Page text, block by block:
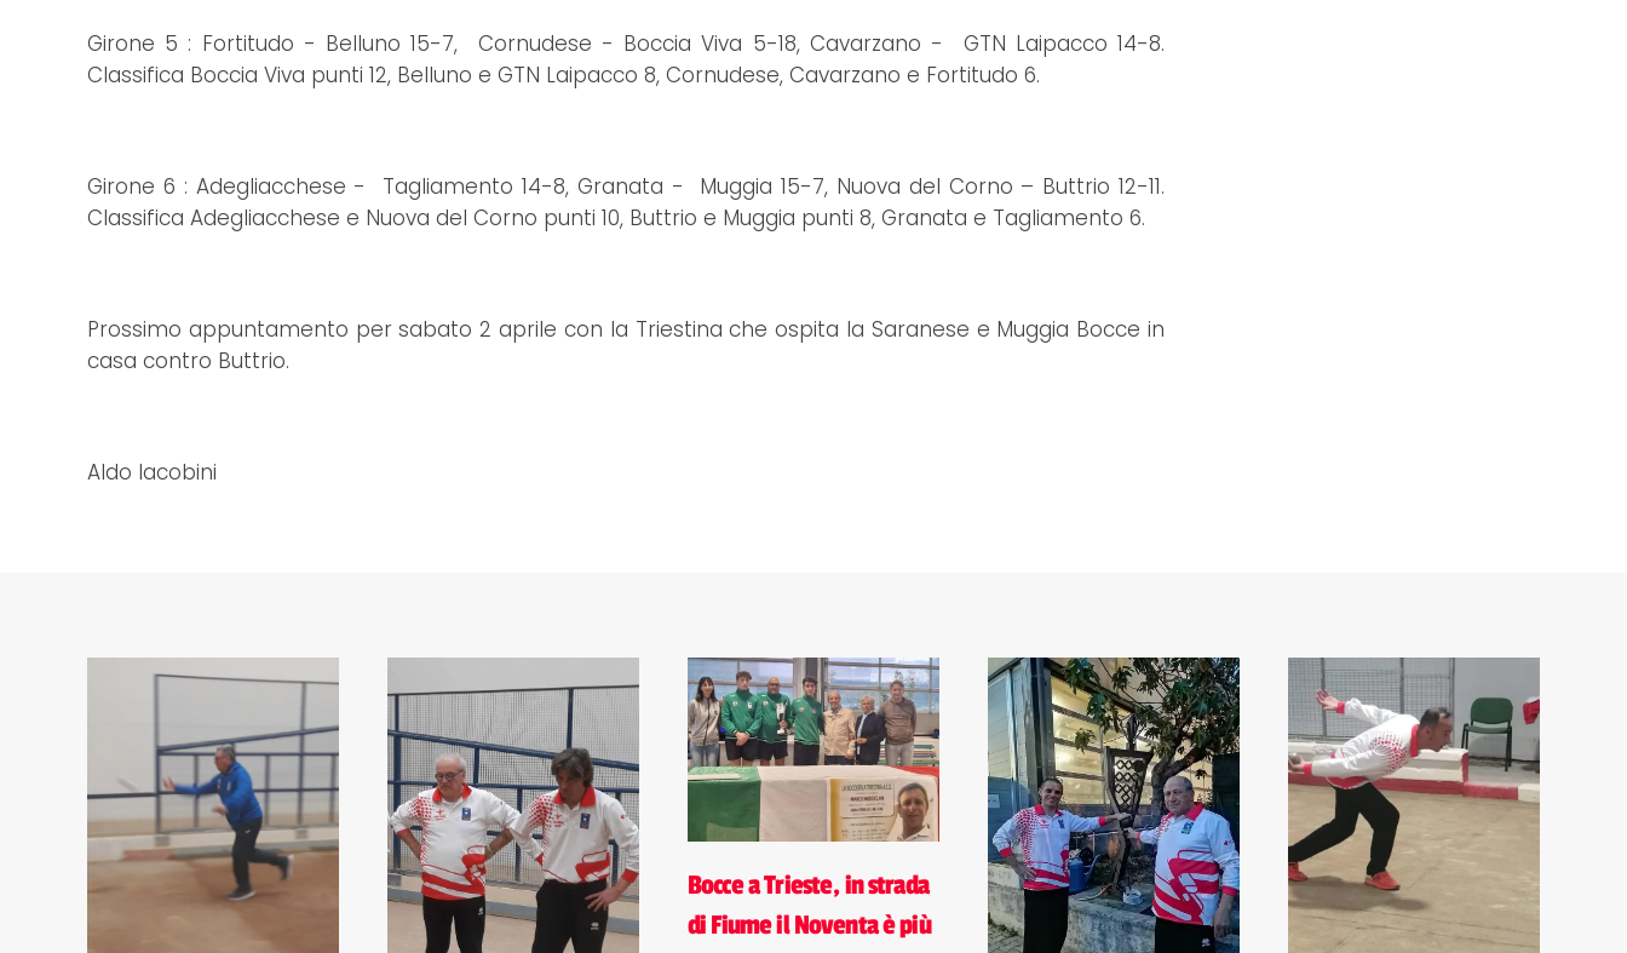
Girone 5 : Fortitudo - Belluno 15-7, Cornudese - Boccia Viva 5-18, Cavarzano - GTN Laipacco 14-8.
Classifica Boccia Viva punti 12, Belluno e GTN Laipacco 8, Cornudese, Cavarzano e Fortitudo 6.
Girone 6 : Adegliacchese - Tagliamento 14-8, Granata - Muggia 15-7, Nuova del Corno – Buttrio 12-11.
Classifica Adegliacchese e Nuova del Corno punti 10, Buttrio e Muggia punti 8, Granata e Tagliamento 6.
Prossimo appuntamento per sabato 2 aprile con la Triestina che ospita la Saranese e Muggia Bocce in
casa contro Buttrio.
Aldo Iacobini
Bocce a Trieste, in strada
di Fiume il Noventa è più